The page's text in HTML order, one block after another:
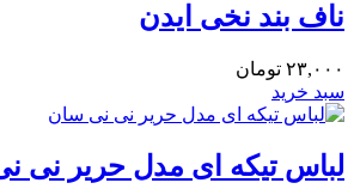
ناف بند نخی ایدن
۲۳,۰۰۰ تومان
سبد خرید
لباس تیکه ای مدل حریر نی